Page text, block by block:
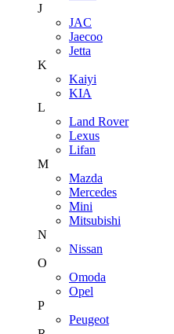
J
JAC
Jaecoo
Jetta
K
Kaiyi
KIA
L
Land Rover
Lexus
Lifan
M
Mazda
Mercedes
Mini
Mitsubishi
N
Nissan
O
Omoda
Opel
P
Peugeot